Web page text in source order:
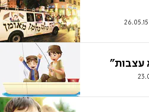
26.05.15
עצבות"